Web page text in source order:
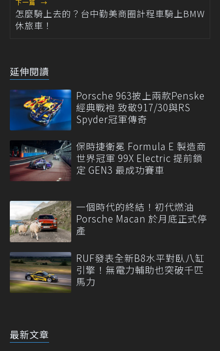
下一篇 →
怎麼騎上去的？台中勤美商圈計程車騎上BMW
休旅車！
延伸閱讀
Porsche 963披上兩款Penske
經典戰袍 致敬917/30與RS
Spyder冠軍傳奇
保時捷衛冕 Formula E 製造商
世界冠軍 99X Electric 提前鎖
定 GEN3 最成功賽車
一個時代的終結！初代燃油
Porsche Macan 於月底正式停
產
RUF發表全新B8水平對臥八缸
引擎！無電力輔助也突破千匹
馬力
最新文章